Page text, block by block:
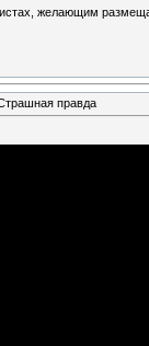
желающим
правда